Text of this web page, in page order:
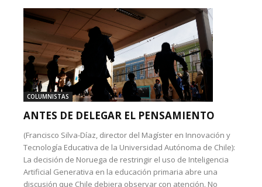
COLUMNISTAS
ANTES DE DELEGAR EL PENSAMIENTO
(Francisco Silva-Díaz, director del Magíster en Innovación y
Tecnología Educativa de la Universidad Autónoma de Chile):
La decisión de Noruega de restringir el uso de Inteligencia
Artificial Generativa en la educación primaria abre una
discusión que Chile debiera observar con atención. No